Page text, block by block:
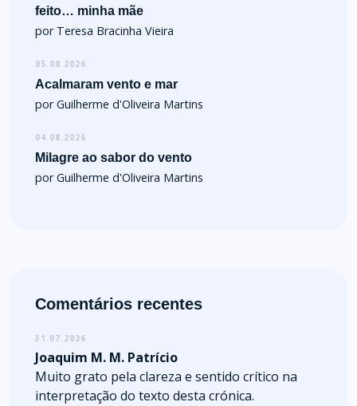
feito… minha mãe
por Teresa Bracinha Vieira
05.08.2026
Acalmaram vento e mar
por Guilherme d'Oliveira Martins
04.08.2026
Milagre ao sabor do vento
por Guilherme d'Oliveira Martins
Comentários recentes
31.07.2026
Joaquim M. M. Patrício
Muito grato pela clareza e sentido crítico na
interpretação do texto desta crónica.